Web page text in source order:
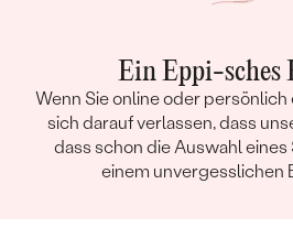
Ein Eppi-sches
Wenn Sie online oder persönlich
sich darauf verlassen, dass
dass schon die Auswahl
einem unvergesslichen